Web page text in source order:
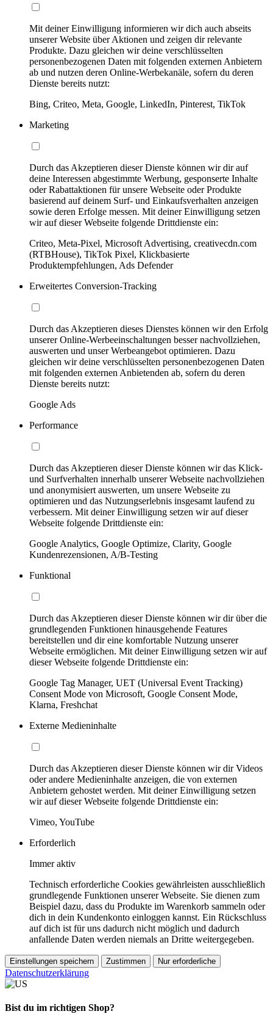
Mit deiner Einwilligung informieren wir dich auch abseits
unserer Website über Aktionen und zeigen dir relevante
Produkte. Dazu gleichen wir deine verschlüsselten
personenbezogenen Daten mit folgenden externen Anbietern
ab und nutzen deren Online-Werbekanäle, sofern du deren
Dienste bereits nutzt:
Bing, Criteo, Meta, Google, LinkedIn, Pinterest, TikTok
Marketing
Durch das Akzeptieren dieser Dienste können wir dir auf
deine Interessen abgestimmte Werbung, gesponserte Inhalte
oder Rabattaktionen für unsere Webseite oder Produkte
basierend auf deinem Surf- und Einkaufsverhalten anzeigen
sowie deren Erfolge messen. Mit deiner Einwilligung setzen
wir auf dieser Webseite folgende Drittdienste ein:
Criteo, Meta-Pixel, Microsoft Advertising, creativecdn.com
(RTBHouse), TikTok Pixel, Klickbasierte
Produktempfehlungen, Ads Defender
Erweitertes Conversion-Tracking
Durch das Akzeptieren dieses Dienstes können wir den Erfolg
unserer Online-Werbeeinschaltungen besser nachvollziehen,
auswerten und unser Werbeangebot optimieren. Dazu
gleichen wir deine verschlüsselten personenbezogenen Daten
mit folgenden externen Anbietenden ab, sofern du deren
Dienste bereits nutzt:
Google Ads
Performance
Durch das Akzeptieren dieser Dienste können wir das Klick-
und Surfverhalten innerhalb unserer Webseite nachvollziehen
und anonymisiert auswerten, um unsere Webseite zu
optimieren und das Nutzungserlebnis insgesamt laufend zu
verbessern. Mit deiner Einwilligung setzen wir auf dieser
Webseite folgende Drittdienste ein:
Google Analytics, Google Optimize, Clarity, Google
Kundenrezensionen, A/B-Testing
Funktional
Durch das Akzeptieren dieser Dienste können wir dir über die
grundlegenden Funktionen hinausgehende Features
bereitstellen und dir eine komfortable Nutzung unserer
Webseite ermöglichen. Mit deiner Einwilligung setzen wir auf
dieser Webseite folgende Drittdienste ein:
Google Tag Manager, UET (Universal Event Tracking)
Consent Mode von Microsoft, Google Consent Mode,
Klarna, Freshchat
Externe Medieninhalte
Durch das Akzeptieren dieser Dienste können wir dir Videos
oder andere Medieninhalte anzeigen, die von externen
Anbietern gehostet werden. Mit deiner Einwilligung setzen
wir auf dieser Webseite folgende Drittdienste ein:
Vimeo, YouTube
Erforderlich
Immer aktiv
Technisch erforderliche Cookies gewährleisten ausschließlich
grundlegende Funktionen unserer Webseite. Sie dienen zum
Beispiel dazu, dass du Produkte im Warenkorb sammeln oder
dich in dein Kundenkonto einloggen kannst. Ein Rückschluss
auf dich ist für uns dadurch nicht möglich und dadurch
anfallende Daten werden niemals an Dritte weitergegeben.
Einstellungen speichern Zustimmen Nur erforderliche
Datenschutzerklärung
Bist du im richtigen Shop?